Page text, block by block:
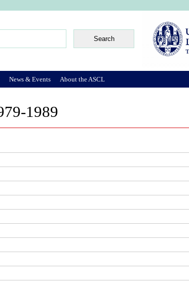
1989
News & Events About the ASCL